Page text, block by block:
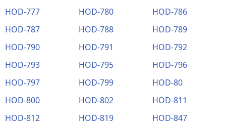
HOD-777
HOD-780
HOD-786
HOD-787
HOD-788
HOD-789
HOD-790
HOD-791
HOD-792
HOD-793
HOD-795
HOD-796
HOD-797
HOD-799
HOD-80
HOD-800
HOD-802
HOD-811
HOD-812
HOD-819
HOD-847